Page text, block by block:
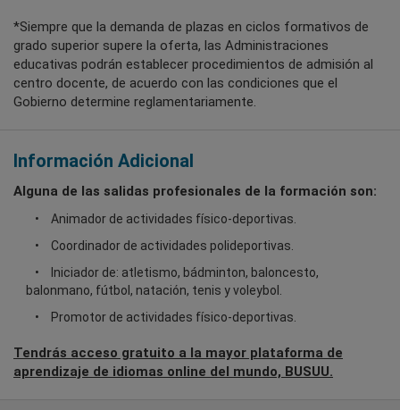
*Siempre que la demanda de plazas en ciclos formativos de
grado superior supere la oferta, las Administraciones
educativas podrán establecer procedimientos de admisión al
centro docente, de acuerdo con las condiciones que el
Gobierno determine reglamentariamente.
Información Adicional
Alguna de las salidas profesionales de la formación son:
Animador de actividades físico-deportivas.
Coordinador de actividades polideportivas.
Iniciador de: atletismo, bádminton, baloncesto,
balonmano, fútbol, natación, tenis y voleybol.
Promotor de actividades físico-deportivas.
Tendrás acceso gratuito a la mayor plataforma de
aprendizaje de idiomas online del mundo, BUSUU.